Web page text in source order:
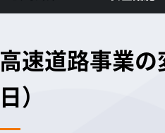
高速道路事業
日）